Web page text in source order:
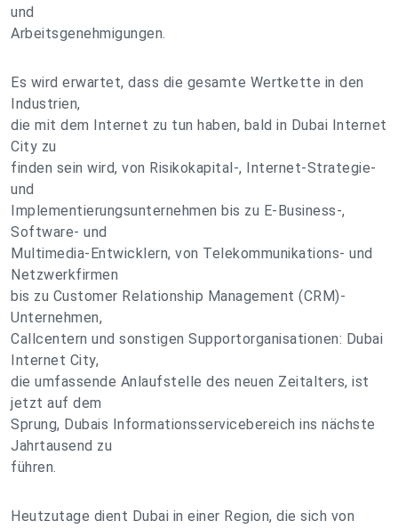
und
Arbeitsgenehmigungen.
Es wird erwartet, dass die gesamte Wertkette in den
Industrien,
die mit dem Internet zu tun haben, bald in Dubai Internet
City zu
finden sein wird, von Risikokapital-, Internet-Strategie-
und
Implementierungsunternehmen bis zu E-Business-,
Software- und
Multimedia-Entwicklern, von Telekommunikations- und
Netzwerkfirmen
bis zu Customer Relationship Management (CRM)-
Unternehmen,
Callcentern und sonstigen Supportorganisationen: Dubai
Internet City,
die umfassende Anlaufstelle des neuen Zeitalters, ist
jetzt auf dem
Sprung, Dubais Informationsservicebereich ins nächste
Jahrtausend zu
führen.
Heutzutage dient Dubai in einer Region, die sich von